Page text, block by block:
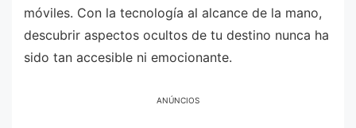
móviles. Con la tecnología al alcance de la mano,
descubrir aspectos ocultos de tu destino nunca ha
sido tan accesible ni emocionante.
ANÚNCIOS